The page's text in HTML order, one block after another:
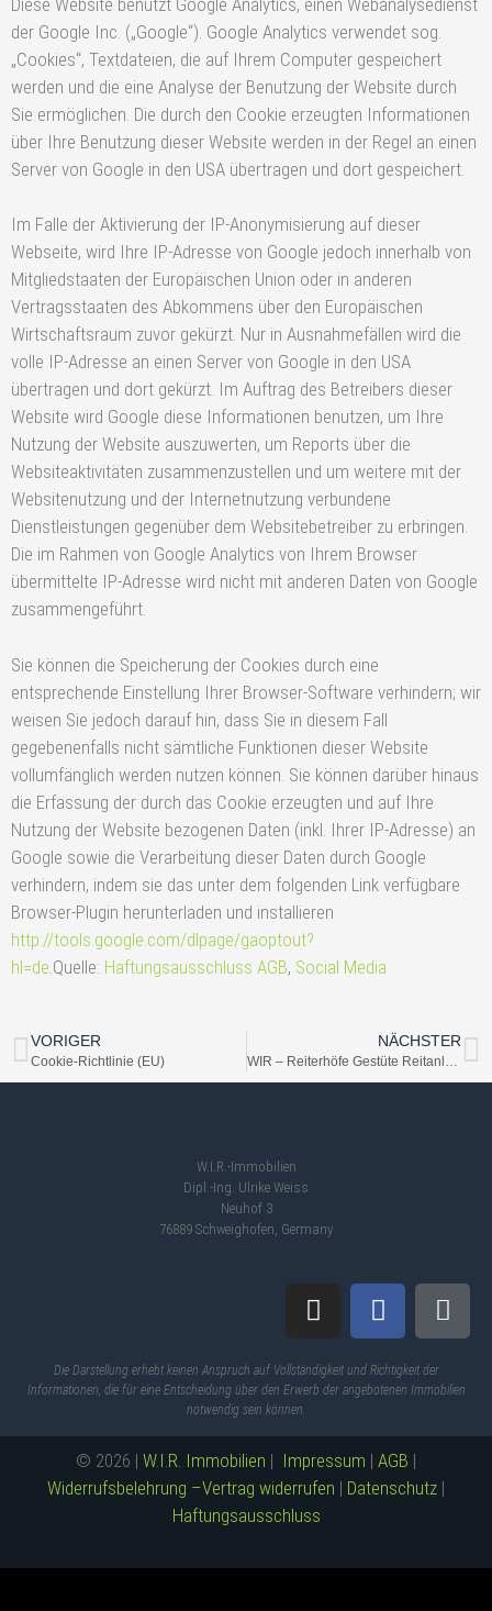
der Google Inc. („Google“). Google Analytics verwendet sog.
„Cookies“, Textdateien, die auf Ihrem Computer gespeichert
werden und die eine Analyse der Benutzung der Website durch
Sie ermöglichen. Die durch den Cookie erzeugten Informationen
über Ihre Benutzung dieser Website werden in der Regel an einen
Server von Google in den USA übertragen und dort gespeichert.
Im Falle der Aktivierung der IP-Anonymisierung auf dieser
Webseite, wird Ihre IP-Adresse von Google jedoch innerhalb von
Mitgliedstaaten der Europäischen Union oder in anderen
Vertragsstaaten des Abkommens über den Europäischen
Wirtschaftsraum zuvor gekürzt. Nur in Ausnahmefällen wird die
volle IP-Adresse an einen Server von Google in den USA
übertragen und dort gekürzt. Im Auftrag des Betreibers dieser
Website wird Google diese Informationen benutzen, um Ihre
Nutzung der Website auszuwerten, um Reports über die
Websiteaktivitäten zusammenzustellen und um weitere mit der
Websitenutzung und der Internetnutzung verbundene
Dienstleistungen gegenüber dem Websitebetreiber zu erbringen.
Die im Rahmen von Google Analytics von Ihrem Browser
übermittelte IP-Adresse wird nicht mit anderen Daten von Google
zusammengeführt.
Sie können die Speicherung der Cookies durch eine
entsprechende Einstellung Ihrer Browser-Software verhindern; wir
weisen Sie jedoch darauf hin, dass Sie in diesem Fall
gegebenenfalls nicht sämtliche Funktionen dieser Website
vollumfänglich werden nutzen können. Sie können darüber hinaus
die Erfassung der durch das Cookie erzeugten und auf Ihre
Nutzung der Website bezogenen Daten (inkl. Ihrer IP-Adresse) an
Google sowie die Verarbeitung dieser Daten durch Google
verhindern, indem sie das unter dem folgenden Link verfügbare
Browser-Plugin herunterladen und installieren
http://tools.google.com/dlpage/gaoptout?
hl=de .Quelle: Haftungsausschluss AGB, Social Media
VORIGER
Cookie-Richtlinie (EU)
NÄCHSTER
WIR – Reiterhöfe Gestüte Reitanlagen Bauernhöfe
W.I.R.-Immobilien
Dipl.-Ing. Ulrike Weiss
Neuhof 3
76889 Schweighofen, Germany
Die Darstellung erhebt keinen Anspruch auf Vollständigkeit und Richtigkeit der
Informationen, die für eine Entscheidung über den Erwerb der angebotenen Immobilien
notwendig sein können.
© 2026 | W.I.R. Immobilien | Impressum | AGB |
Widerrufsbelehrung –Vertrag widerrufen | Datenschutz |
Haftungsausschluss